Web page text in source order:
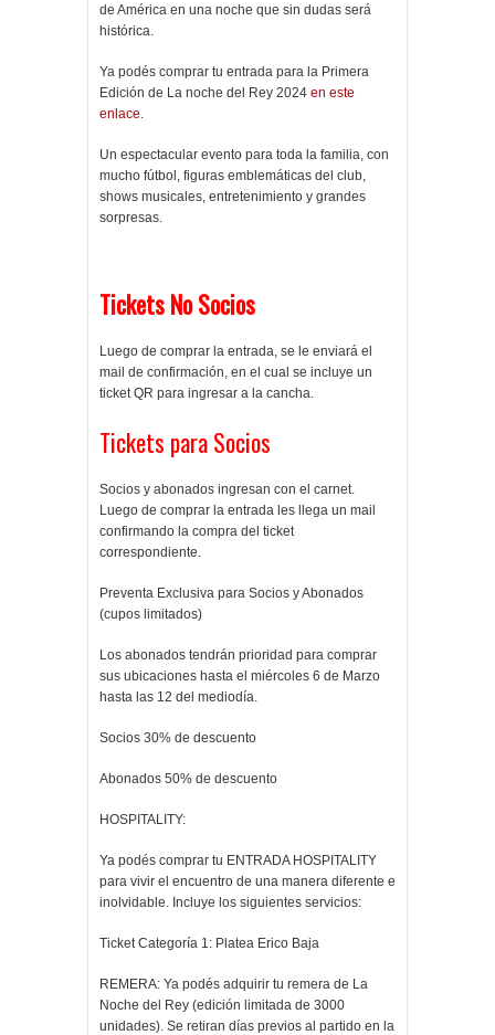
de América en una noche que sin dudas será
histórica.
Ya podés comprar tu entrada para la Primera
Edición de La noche del Rey 2024 en este
enlace
Un espectacular evento para toda la familia, con
mucho fútbol, figuras emblemáticas del club,
shows musicales, entretenimiento y grandes
sorpresas.
Tickets No Socios
Luego de comprar la entrada, se le enviará el
mail de confirmación, en el cual se incluye un
ticket QR para ingresar a la cancha.
Tickets para Socios
Socios y abonados ingresan con el carnet.
Luego de comprar la entrada les llega un mail
confirmando la compra del ticket
correspondiente.
Preventa Exclusiva para Socios y Abonados
(cupos limitados)
Los abonados tendrán prioridad para comprar
sus ubicaciones hasta el miércoles 6 de Marzo
hasta las 12 del mediodía.
Socios 30% de descuento
Abonados 50% de descuento
HOSPITALITY:
Ya podés comprar tu ENTRADA HOSPITALITY
para vivir el encuentro de una manera diferente e
inolvidable. Incluye los siguientes servicios:
Ticket Categoría 1: Platea Erico Baja
REMERA: Ya podés adquirir tu remera de La
Noche del Rey (edición limitada de 3000
unidades). Se retiran días previos al partido en la